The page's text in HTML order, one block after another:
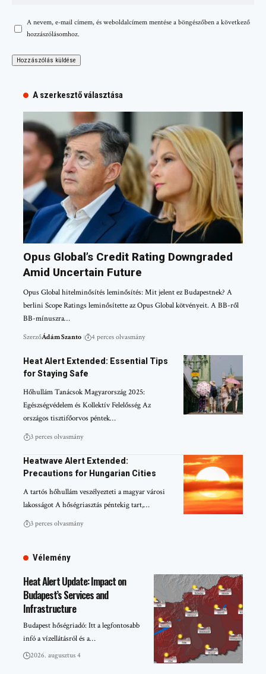
A nevem, e-mail címem, és weboldalcímem mentése a böngészőben a következő
hozzászólásomhoz.
A szerkesztő választása
Opus Global’s Credit Rating Downgraded
Amid Uncertain Future
Opus Global hitelminősítés leminősítés: Mit jelent ez Budapestnek? A
berlini Scope Ratings leminősítette az Opus Global kötvényeit. A BB-ről
BB-mínuszra…
SzerzőÁdám Szanto 4 perces olvasmány
Heat Alert Extended: Essential Tips
for Staying Safe
Hőhullám Tanácsok Magyarország 2025:
Egészségvédelem és Kollektív Felelősség Az
országos tisztifőorvos péntek…
3 perces olvasmány
Heatwave Alert Extended:
Precautions for Hungarian Cities
A tartós hőhullám veszélyezteti a magyar városi
lakosságot A hőségriasztás péntekig tart,…
3 perces olvasmány
Vélemény
Heat Alert Update: Impact on
Budapest’s Services and
Infrastructure
Budapest hőségriadó: Itt a legfontosabb
infó a vízellátásról és a…
2026. augusztus 4